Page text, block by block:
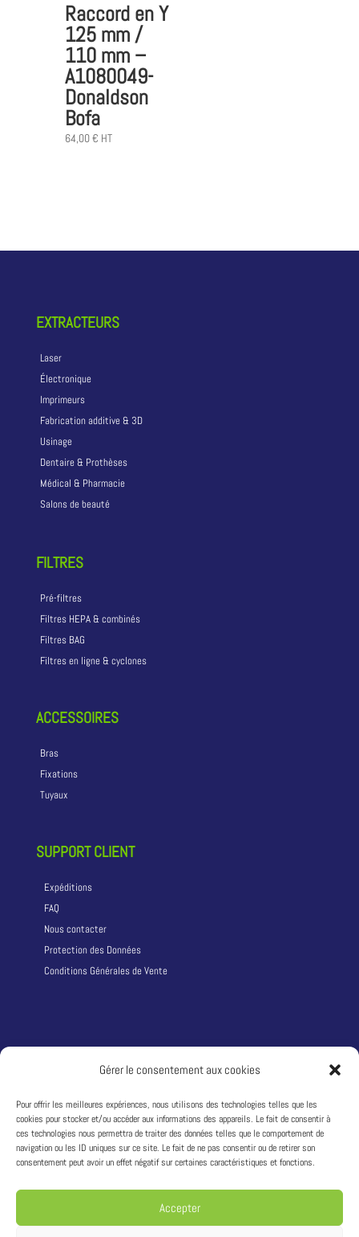
Gérer le consentement aux cookies
Pour offrir les meilleures expériences, nous utilisons des technologies telles que les
cookies pour stocker et/ou accéder aux informations des appareils. Le fait de consentir à
ces technologies nous permettra de traiter des données telles que le comportement de
navigation ou les ID uniques sur ce site. Le fait de ne pas consentir ou de retirer son
consentement peut avoir un effet négatif sur certaines caractéristiques et fonctions.
Accepter
Raccord en Y
125 mm /
110 mm –
A1080049-
Donaldson
Bofa
64,00€ HT
EXTRACTEURS
Laser
Électronique
Imprimeurs
Fabrication additive & 3D
Usinage
Dentaire & Prothèses
Médical & Pharmacie
Salons de beauté
FILTRES
Pré-filtres
Filtres HEPA & combinés
Filtres BAG
Filtres en ligne & cyclones
ACCESSOIRES
Bras
Fixations
Tuyaux
SUPPORT CLIENT
Expéditions
FAQ
Nous contacter
Protection des Données
Conditions Générales de Vente
LA SOCIÉTÉ
Qui sommes nous ?
Adresse :1242 route du Puy d’Or 69760 LIMONEST – France
T:
+33 4 81 68 04 04
Siret : 49311333600033